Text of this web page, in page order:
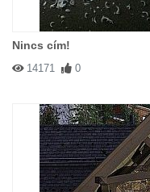
Nincs cím!
14171 0